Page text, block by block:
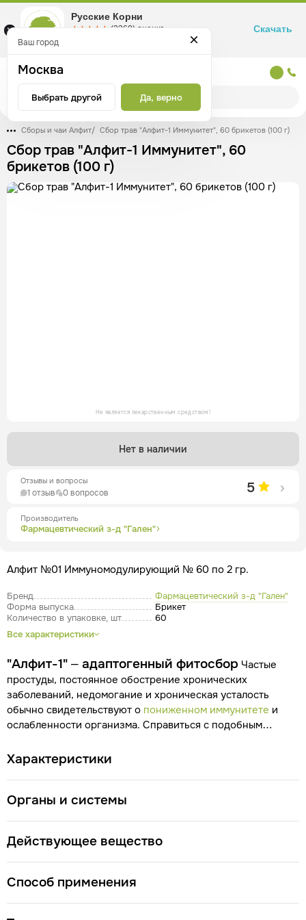
Сборы и чаи Алфит/ Сбор трав "Алфит-1 Иммунитет", 60 брикетов (100 г)
Сбор трав "Алфит-1 Иммунитет", 60
брикетов (100 г)
Не является лекарственным средством!
Алфит №01 Иммуномодулирующий № 60 по 2 гр.
Бренд
Фармацевтический з-д "Гален"
Форма выпуска
Брикет
Количество в упаковке, шт
60
Все характеристики
Нет в наличии
Отзывы и вопросы
1 отзыв 0 вопросов 5
Производитель
Фармацевтический з-д "Гален"
"Алфит-1" – адаптогенный фитосбор Частые
простуды, постоянное обострение хронических
заболеваний, недомогание и хроническая усталость
обычно свидетельствуют о пониженном иммунитете и
ослабленности организма. Справиться с подобным
самочувствие поможет полезный фитосбор «Алфит-1»,
свойства
«Алфит-1», помогают укрепить организм и его защитные
обострившихся хронических заболеваний. Растительный
продукт улучшает результаты основного лечения
больных, страдающихонкологией
сбор оказывает профилактическое действие и
предотвращает повторное появление многих болезней.
Характеристики
Органы и системы
Действующее вещество
Способ применения
Ваш город
Москва
Выбрать другой Да, верно
Русские Корни
☆☆☆☆☆
★★★★★ (2360) оценка
Маркетплейс товаров для здоровья
Скачать